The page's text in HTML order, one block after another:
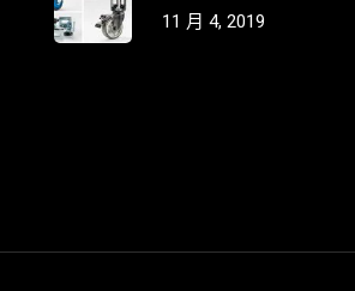
11 月 4, 2019